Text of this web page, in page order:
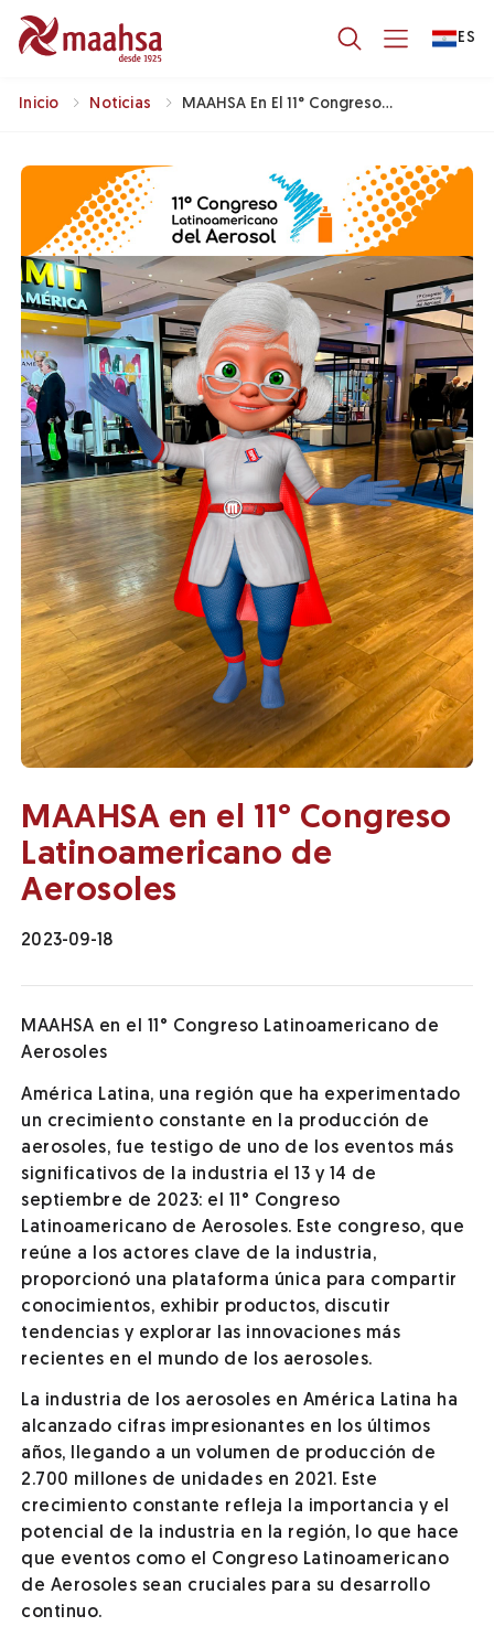
ES
Inicio Noticias
MAAHSA En El 11° Congreso
MAAHSA en el 11° Congreso
Latinoamericano de
Aerosoles
2023-09-18
MAAHSA en el 11° Congreso Latinoamericano de
Aerosoles
América Latina, una región que ha experimentado
un crecimiento constante en la producción de
aerosoles, fue testigo de uno de los eventos más
significativos de la industria el 13 y 14 de
septiembre de 2023: el 11° Congreso
Latinoamericano de Aerosoles. Este congreso, que
reúne a los actores clave de la industria,
proporcionó una plataforma única para compartir
conocimientos, exhibir productos, discutir
tendencias y explorar las innovaciones más
recientes en el mundo de los aerosoles.
La industria de los aerosoles en América Latina ha
alcanzado cifras impresionantes en los últimos
años, llegando a un volumen de producción de
2.700 millones de unidades en 2021. Este
crecimiento constante refleja la importancia y el
potencial de la industria en la región, lo que hace
que eventos como el Congreso Latinoamericano
de Aerosoles sean cruciales para su desarrollo
continuo.